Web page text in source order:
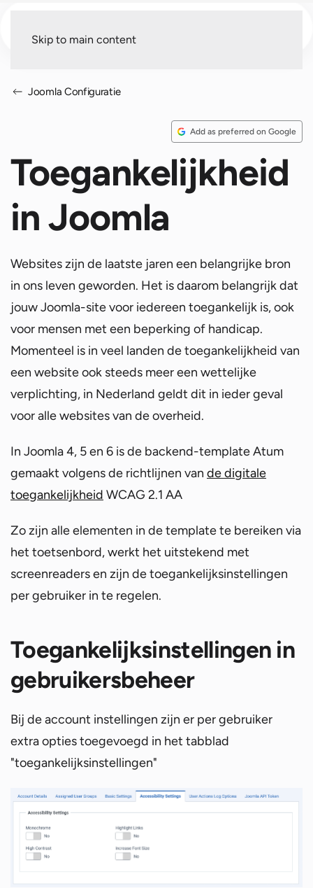
Skip to main content
Joomla Configuratie
Add as preferred on Google
Toegankelijkheid
in Joomla
Websites zijn de laatste jaren een belangrijke bron
in ons leven geworden. Het is daarom belangrijk dat
jouw Joomla-site voor iedereen toegankelijk is, ook
voor mensen met een beperking of handicap.
Momenteel is in veel landen de toegankelijkheid van
een website ook steeds meer een wettelijke
verplichting, in Nederland geldt dit in ieder geval
voor alle websites van de overheid.
In Joomla 4, 5 en 6 is de backend-template Atum
gemaakt volgens de richtlijnen van de digitale
toegankelijkheid WCAG 2.1 AA
Zo zijn alle elementen in de template te bereiken via
het toetsenbord, werkt het uitstekend met
screenreaders en zijn de toegankelijksinstellingen
per gebruiker in te regelen.
Toegankelijksinstellingen in
gebruikersbeheer
Bij de account instellingen zijn er per gebruiker
extra opties toegevoegd in het tabblad
"toegankelijksinstellingen"